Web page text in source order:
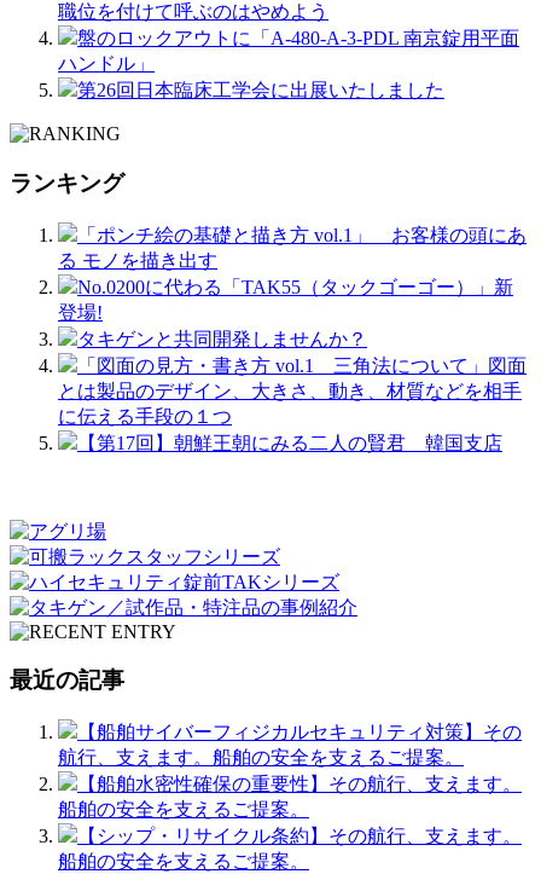
職位を付けて呼ぶのはやめよう
盤のロックアウトに「A-480-A-3-PDL 南京錠用平面
ハンドル」
第26回日本臨床工学会に出展いたしました
ランキング
「ポンチ絵の基礎と描き方 vol.1」 お客様の頭にあ
る モノを描き出す
No.0200に代わる「TAK55（タックゴーゴー）」新
登場!
タキゲンと共同開発しませんか？
「図面の見方・書き方 vol.1 三角法について」図面
とは製品のデザイン、大きさ、動き、材質などを相手
に伝える手段の１つ
【第17回】朝鮮王朝にみる二人の賢君 韓国支店
最近の記事
【船舶サイバーフィジカルセキュリティ対策】その
航行、支えます。船舶の安全を支えるご提案。
【船舶水密性確保の重要性】その航行、支えます。
船舶の安全を支えるご提案。
【シップ・リサイクル条約】その航行、支えます。
船舶の安全を支えるご提案。